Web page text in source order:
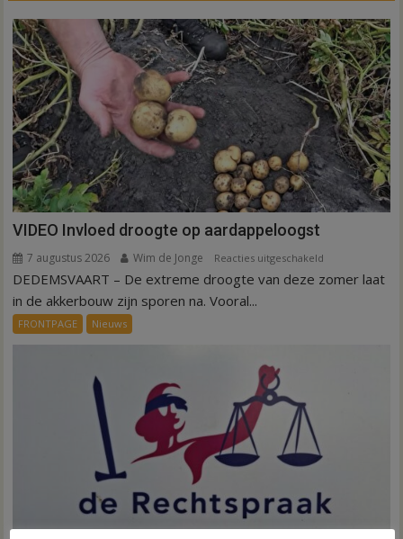
VIDEO Invloed droogte op aardappeloogst
7 augustus 2026 Wim de Jonge Reacties uitgeschakeld
VIDEO
DEDEMSVAART – De extreme droogte van deze zomer laat
in de akkerbouw zijn sporen na. Vooral...
FRONTPAGE Nieuws